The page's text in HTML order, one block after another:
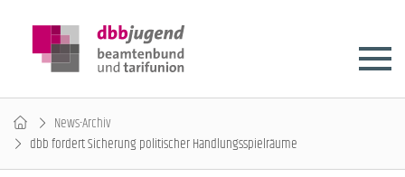
News-Archiv
dbb fordert Sicherung politischer Handlungsspielräume